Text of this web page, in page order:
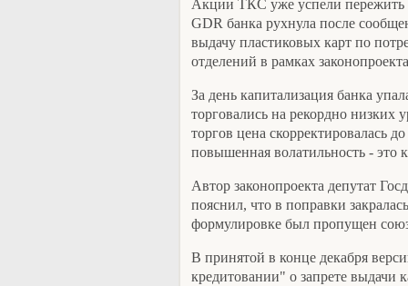
Акции ТКС уже успели пережить
GDR банка рухнула после
выдачу пластиковых карт по
отделений в рамках
За день капитализация банка
торговались на рекордно низких
торгов цена скорректировалась
повышенная волатильность - это
Автор законопроекта депутат
пояснил, что в поправки
формулировке был пропущен
В принятой в конце декабря
кредитовании" о запрете выдачи